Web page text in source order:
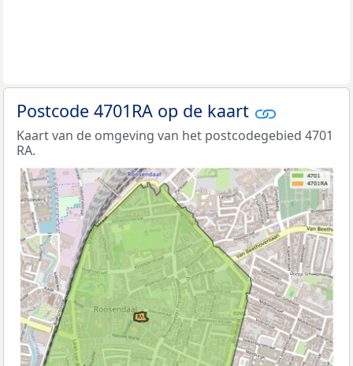
Postcode 4701RA op de kaart
Kaart van de omgeving van het postcodegebied 4701
RA.